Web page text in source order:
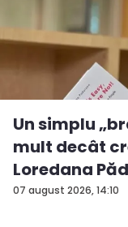
07 august 2026, 14:10
Un simplu
mult decât
Loredana